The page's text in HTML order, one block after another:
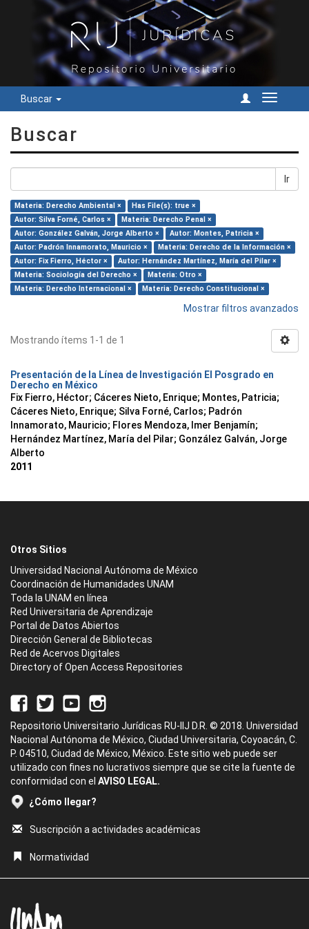
Buscar
Cambiar
Buscar
Ir
Materia: Derecho Ambiental ×
Has File(s): true ×
Autor: Silva Forné, Carlos ×
Materia: Derecho Penal ×
Autor: González Galván, Jorge Alberto ×
Autor: Montes, Patricia ×
Autor: Padrón Innamorato, Mauricio ×
Materia: Derecho de la Información ×
Autor: Fix Fierro, Héctor ×
Autor: Hernández Martínez, María del Pilar ×
Materia: Sociología del Derecho ×
Materia: Otro ×
Materia: Derecho Internacional ×
Materia: Derecho Constitucional ×
Mostrar filtros avanzados
Mostrando ítems 1-1 de 1
Presentación de la Línea de Investigación El Posgrado en
Derecho en México
Fix Fierro, Héctor; Cáceres Nieto, Enrique; Montes, Patricia;
Cáceres Nieto, Enrique; Silva Forné, Carlos; Padrón
Innamorato, Mauricio; Flores Mendoza, Imer Benjamín;
Hernández Martínez, María del Pilar; González Galván, Jorge
Alberto
2011
Otros Sitios
Universidad Nacional Autónoma de México
Coordinación de Humanidades UNAM
Toda la UNAM en línea
Red Universitaria de Aprendizaje
Portal de Datos Abiertos
Dirección General de Bibliotecas
Red de Acervos Digitales
Directory of Open Access Repositories
Repositorio Universitario Jurídicas RU-IIJ D.R. © 2018. Universidad
Nacional Autónoma de México, Ciudad Universitaria, Coyoacán, C.
P. 04510, Ciudad de México, México. Este sitio web puede ser
utilizado con fines no lucrativos siempre que se cite la fuente de
conformidad con el AVISO LEGAL.
¿Cómo llegar?
Suscripción a actividades académicas
Normatividad